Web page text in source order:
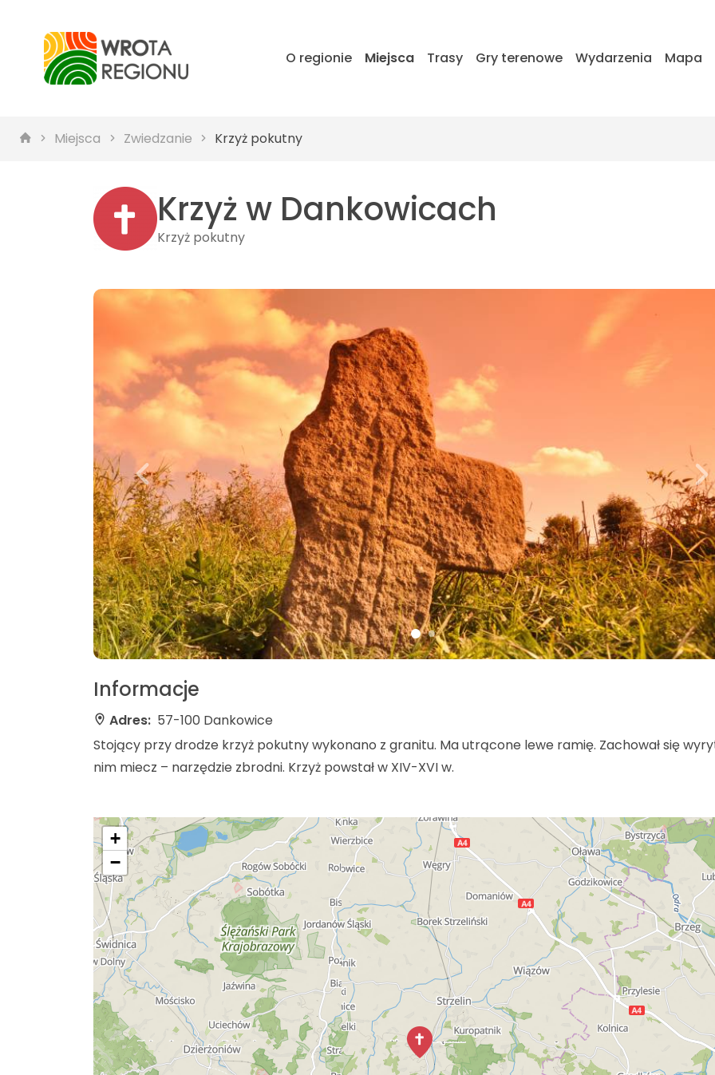
O regionie Miejsca Trasy Gry terenowe Wydarzenia Mapa
Miejsca Zwiedzanie Krzyż pokutny
Krzyż w Dankowicach
Krzyż pokutny
Informacje
Adres: 57-100 Dankowice
Stojący przy drodze krzyż pokutny wykonano z granitu. Ma utrącone lewe ramię. Zachował się
nim miecz – narzędzie zbrodni. Krzyż powstał w XIV-XVI w.
+
−